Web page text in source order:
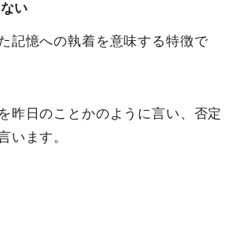
い
記憶への執着を意味する特徴で
昨日のことかのように言い、否定
います。